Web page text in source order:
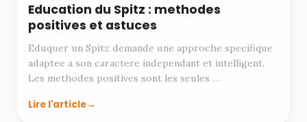
Education du Spitz : methodes
positives et astuces
Eduquer un Spitz demande une approche specifique
adaptee a son caractere independant et intelligent.
Les methodes positives sont les seules …
Lire l'article